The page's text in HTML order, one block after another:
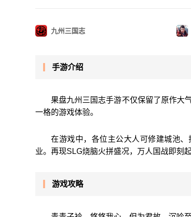
九州三国志
手游介绍
果盘九州三国志手游不仅保留了原作大
一格的游戏体验。
在游戏中，各位主公大人可修建城池
业。再现SLG烧脑火拼盛况，万人国战即刻起
游戏攻略